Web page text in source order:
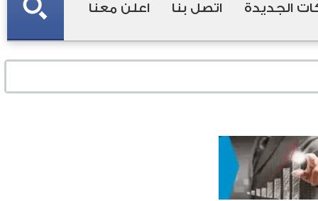
الجديدة اتصل بنا اعلن معنا